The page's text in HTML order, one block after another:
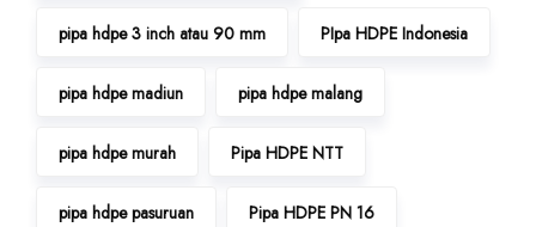
pipa hdpe 3 inch atau 90 mm PIpa HDPE Indonesia
pipa hdpe madiun pipa hdpe malang
pipa hdpe murah Pipa HDPE NTT
pipa hdpe pasuruan Pipa HDPE PN 16